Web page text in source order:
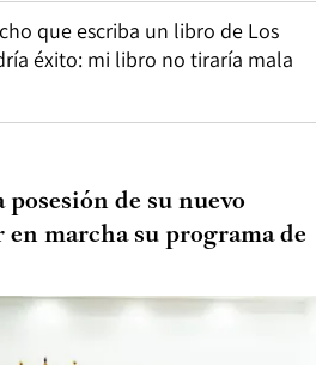
que escriba un libro de Los
éxito: mi libro no tiraría mala
de su nuevo
marcha su programa de